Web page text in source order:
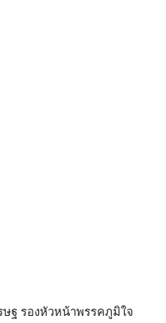
ฐ รองหัวหน้าพรรคภูมิใจ